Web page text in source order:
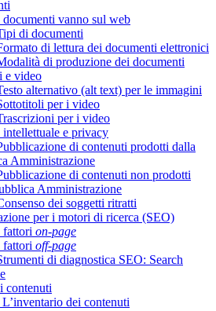
vanno sul web
di documenti
di lettura dei documenti elettronici
di produzione dei documenti
e video
alternativo (alt text) per le immagini
per i video
per i video
intellettuale e privacy
di contenuti prodotti dalla
Amministrazione
di contenuti non prodotti
Amministrazione
dei soggetti ritratti
per i motori di ricerca (SEO)
fattori on-page
fattori off-page
di diagnostica SEO: Search
contenuti
dei contenuti